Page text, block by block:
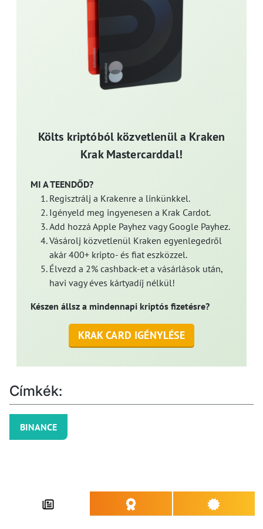
Költs kriptóból közvetlenül a Kraken
Krak Mastercarddal!
MI A TEENDŐD?
Regisztrálj a Krakenre a linkünkkel.
Igényeld meg ingyenesen a Krak Cardot.
Add hozzá Apple Payhez vagy Google Payhez.
Vásárolj közvetlenül Kraken egyenlegedről
akár 400+ kripto- és fiat eszközzel.
Élvezd a 2% cashback-et a vásárlások után,
havi vagy éves kártyadíj nélkül!
Készen állsz a mindennapi kriptós fizetésre?
KRAK CARD IGÉNYLÉSE
Címkék:
BINANCE